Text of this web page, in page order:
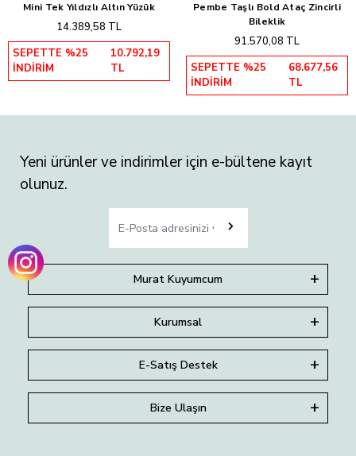
Sepete Ekle
Mini Tek Yıldızlı Altın Yüzük
14.389,58 TL
SEPETTE %25
İNDİRİM
10.792,19
TL
Sepete Ekle
Pembe Taşlı Bold Ataç Zincirli
Bileklik
91.570,08 TL
SEPETTE %25
İNDİRİM
68.677,56
TL
Yeni ürünler ve indirimler için e-bültene kayıt
olunuz.
Murat Kuyumcum
Kurumsal
E-Satış Destek
Bize Ulaşın